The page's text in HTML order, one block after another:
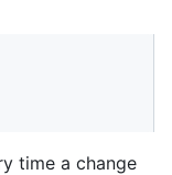
time a change